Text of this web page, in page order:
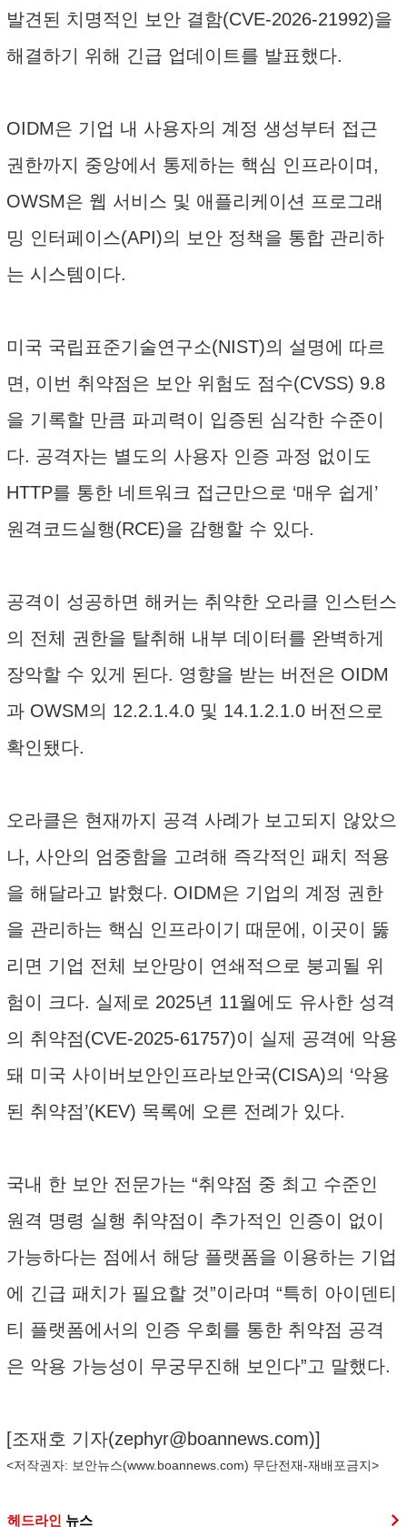
발견된 치명적인 보안 결함(CVE-2026-21992)을
해결하기 위해 긴급 업데이트를 발표했다.
OIDM은 기업 내 사용자의 계정 생성부터 접근
권한까지 중앙에서 통제하는 핵심 인프라이며,
OWSM은 웹 서비스 및 애플리케이션 프로그래
밍 인터페이스(API)의 보안 정책을 통합 관리하
는 시스템이다.
미국 국립표준기술연구소(NIST)의 설명에 따르
면, 이번 취약점은 보안 위험도 점수(CVSS) 9.8
을 기록할 만큼 파괴력이 입증된 심각한 수준이
다. 공격자는 별도의 사용자 인증 과정 없이도
HTTP를 통한 네트워크 접근만으로 ‘매우 쉽게’
원격코드실행(RCE)을 감행할 수 있다.
공격이 성공하면 해커는 취약한 오라클 인스턴스
의 전체 권한을 탈취해 내부 데이터를 완벽하게
장악할 수 있게 된다. 영향을 받는 버전은 OIDM
과 OWSM의 12.2.1.4.0 및 14.1.2.1.0 버전으로
확인됐다.
오라클은 현재까지 공격 사례가 보고되지 않았으
나, 사안의 엄중함을 고려해 즉각적인 패치 적용
을 해달라고 밝혔다. OIDM은 기업의 계정 권한
을 관리하는 핵심 인프라이기 때문에, 이곳이 뚫
리면 기업 전체 보안망이 연쇄적으로 붕괴될 위
험이 크다. 실제로 2025년 11월에도 유사한 성격
의 취약점(CVE-2025-61757)이 실제 공격에 악용
돼 미국 사이버보안인프라보안국(CISA)의 ‘악용
된 취약점’(KEV) 목록에 오른 전례가 있다.
국내 한 보안 전문가는 “취약점 중 최고 수준인
원격 명령 실행 취약점이 추가적인 인증이 없이
가능하다는 점에서 해당 플랫폼을 이용하는 기업
에 긴급 패치가 필요할 것”이라며 “특히 아이덴티
티 플랫폼에서의 인증 우회를 통한 취약점 공격
은 악용 가능성이 무궁무진해 보인다”고 말했다.
[조재호 기자(zephyr@boannews.com)]
<저작권자: 보안뉴스(www.boannews.com) 무단전재-재배포금지>
헤드라인 뉴스